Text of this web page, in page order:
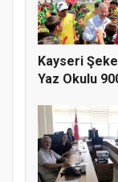
Kayseri
Yaz Okulu